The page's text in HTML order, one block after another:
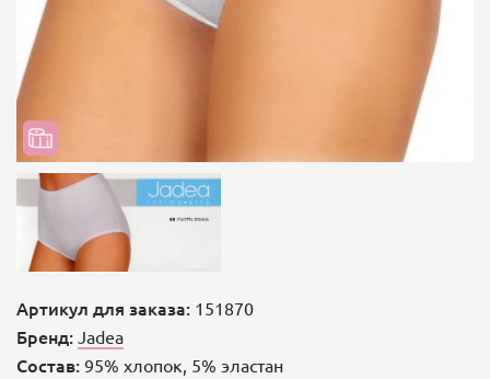
Артикул для заказа: 151870
Бренд: Jadea
Состав: 95% хлопок, 5% эластан